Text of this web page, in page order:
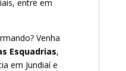
entre em
Venha
Esquadrias,
em Jundiaí e